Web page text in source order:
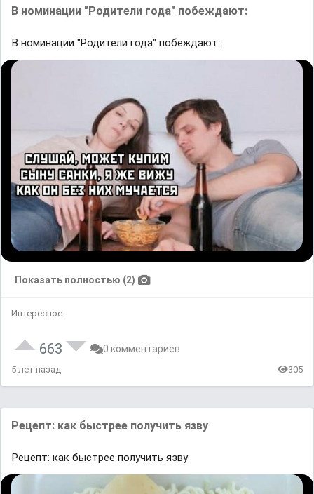
В номинации "Родители года" побеждают:
В номинации "Родители года" побеждают:
Показать полностью (2)
Интересное
663 0 комментариев
5 лет назад 305
Рецепт: как быстрее получить язву
Рецепт: как быстрее получить язву